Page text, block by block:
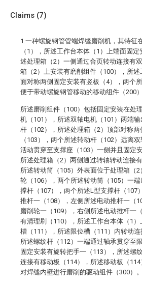
Claims (7)
1.一种螺旋钢管管端焊缝磨削机，其特征
（1），所述工作台本体（1）上端面固
述处理箱（2）一侧通过合页转动连接有
箱（2）上安装有磨削组件（100），所
面对称两侧固定安装有竖板（4），两个
便于带动螺旋钢管移动的移动组件（200）
所述磨削组件（100）包括固定安装在处
机（101），所述双轴电机（101）两端
杆（102），所述处理箱（2）顶部对称
（103），两个所述转动杆（102）远离
活动贯穿至支撑座（103）一侧并且固定
所述处理箱（2）两侧通过转轴转动连接
所述转动筒（105）外表面位于处理箱（
轮（106），两个所述转动筒（105）一
撑杆（107），两个所述L型支撑杆（107
推杆一（108），左侧所述电动推杆一（
磨削轮一（109），右侧所述电动推杆一
有清理刷（110），所述工作台本体（1
槽（111），所述限位槽（111）内转动连
所述螺纹杆（112）一端通过轴承贯穿至
固定安装有旋转把手一（113），所述螺
连接有移动板（114），所述移动板（
对焊缝内壁进行磨削的驱动组件（300）。